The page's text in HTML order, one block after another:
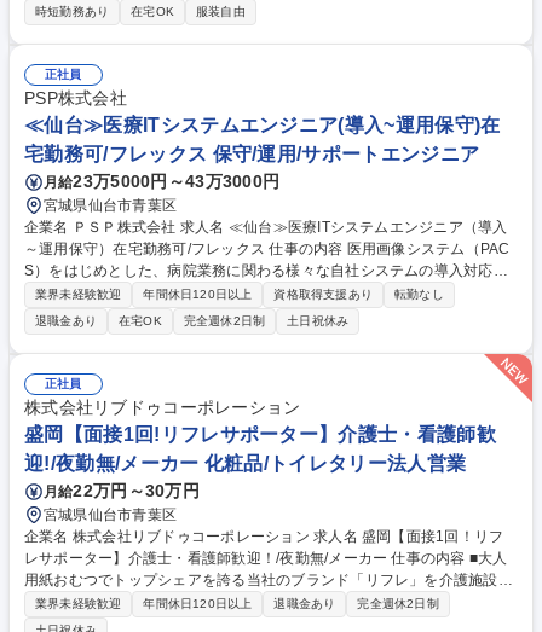
界のリーディングカンパニ―として事業拡大する当社にて、2nd STREET
した店舗運営業務■販売、接客（アイテムの説明や売場のご案内など）■買
取業務（査定システムをもとに）■従業員管理（育成、採用活動、シフト
管理など）■アイテム管理（値付け、メンテナンス、バックヤードの管理
など）■売上計画、戦略立案■経費予算組み■店舗周辺のリサーチ 募集職種
□【仙台市/店舗運営】未経験からセカンドストリートの店長に！＜年休12
0日＞
時短勤務あり 在宅OK 服装自由
正社員
PSP株式会社
≪仙台≫医療ITシステムエンジニア(導入~運用保守)在
宅勤務可/フレックス 保守/運用/サポートエンジニア
月給23万5000円～43万3000円
宮城県仙台市青葉区
企業名 ＰＳＰ株式会社 求人名 ≪仙台≫医療ITシステムエンジニア（導入
～運用保守）在宅勤務可/フレックス 仕事の内容 医用画像システム（PAC
S）をはじめとした、病院業務に関わる様々な自社システムの導入対応、
SE業務、保守サポート等の業務をお任せします。業界TOPクラスの導入
実績を誇る、医療情報サービスを展開しております。 ご本人の希望がなけ
れば転勤はございませんので、腰を据えて長く働きたい方歓迎いたしま
す。 【魅力】■顧客の要望をもとに、自身の意見をシステム開発に反映さ
せることも可能です。そのため、エンジニアとして非常に手応えを感じる
ことができる業務です。 ■顧客とのコミュニケーションも大切となる業務
のため、「人と話すのが好き」「感謝されると嬉しい」という方にはフィ
ットします。 募集職種 ≪仙台≫医療ITシステムエンジニア（導入～運用
保守）在宅勤務可/フレックス
業界未経験歓迎 年間休日120日以上 資格取得支援あり
転勤なし
退職金あり
在宅OK 完全週休2日制 土日祝休み
正社員
株式会社リブドゥコーポレーション
盛岡【面接1回!リフレサポーター】介護士・看護師歓
迎!/夜勤無/メーカー 化粧品/トイレタリー法人営業
月給22万円～30万円
宮城県仙台市青葉区
企業名 株式会社リブドゥコーポレーション 求人名 盛岡【面接1回！リフ
レサポーター】介護士・看護師歓迎！/夜勤無/メーカー 仕事の内容 ■大人
用紙おむつでトップシェアを誇る当社のブランド「リフレ」を介護施設や
病院に対して、定期的に訪問し、介護士の知識を活かして商品の説明や紙
おむつ周りのお困りごとのアドバイスを行っていただきます！ ★土日祝休
業界未経験歓迎 年間休日120日以上 退職金あり
完全週休2日制